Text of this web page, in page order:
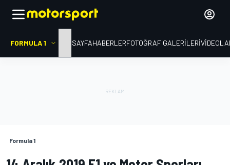
FORMULA 1 ANA SAYFAHABERLERFOTOĞRAF GALERILERI
Formula 1